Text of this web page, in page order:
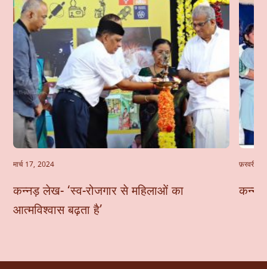
मार्च 17, 2024
कन्नड़ लेख- ‘स्व-रोजगार से महिलाओं का
आत्मविश्वास बढ़ता है’
फ़रवरी
कन्नड़